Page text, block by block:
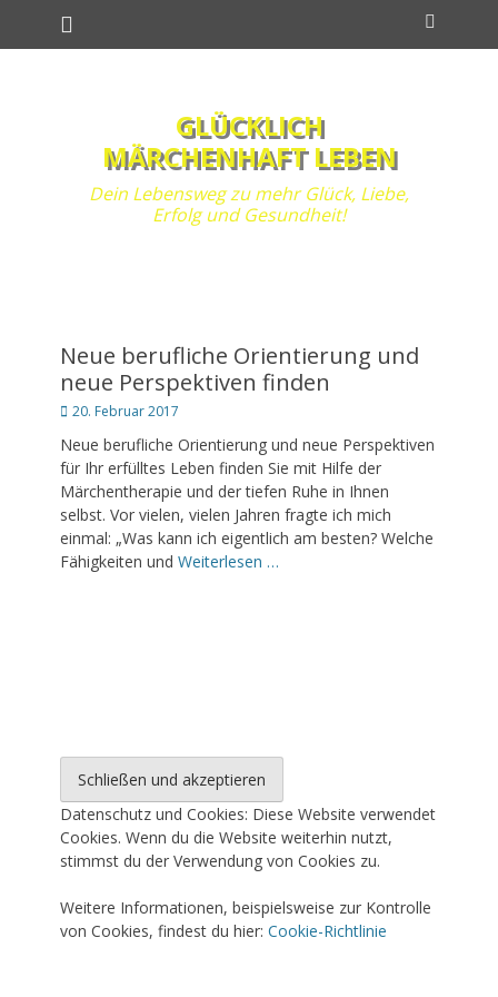
Inhalt
Primäres Menü
GLÜCKLICH
MÄRCHENHAFT LEBEN
Dein Lebensweg zu mehr Glück, Liebe,
Erfolg und Gesundheit!
Neue berufliche Orientierung und
neue Perspektiven finden
Posted
20. Februar 2017
Neue berufliche Orientierung und neue Perspektiven
für Ihr erfülltes Leben finden Sie mit Hilfe der
Märchentherapie und der tiefen Ruhe in Ihnen
selbst. Vor vielen, vielen Jahren fragte ich mich
einmal: „Was kann ich eigentlich am besten? Welche
Fähigkeiten und Weiterlesen …
Datenschutz und Cookies: Diese Website verwendet
Cookies. Wenn du die Website weiterhin nutzt,
stimmst du der Verwendung von Cookies zu.
Weitere Informationen, beispielsweise zur Kontrolle
von Cookies, findest du hier: Cookie-Richtlinie